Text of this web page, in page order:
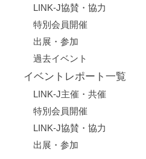
LINK-J協賛・協力
特別会員開催
出展・参加
過去イベント
イベントレポート一覧
LINK-J主催・共催
特別会員開催
LINK-J協賛・協力
出展・参加